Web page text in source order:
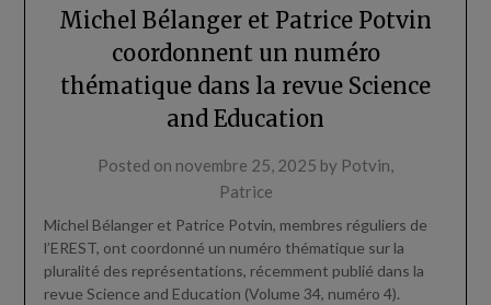
Michel Bélanger et Patrice Potvin
coordonnent un numéro
thématique dans la revue Science
and Education
Posted on novembre 25, 2025 by Potvin,
Patrice
Michel Bélanger et Patrice Potvin, membres réguliers de
l’EREST, ont coordonné un numéro thématique sur la
pluralité des représentations, récemment publié dans la
revue Science and Education (Volume 34, numéro 4).